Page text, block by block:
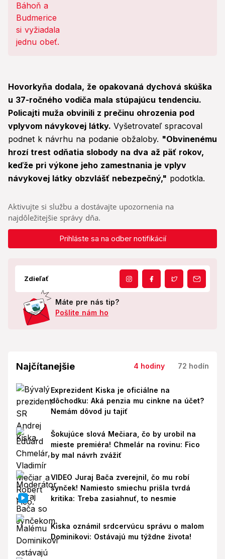
Hovorkyňa dodala, že opakovaná dychová skúška
u 37-ročného vodiča mala stúpajúcu tendenciu.
Policajti muža obvinili z prečinu ohrozenia pod
vplyvom návykovej látky. Vyšetrovateľ spracoval
podnet k návrhu na podanie obžaloby. "Obvinenému
hrozí trest odňatia slobody na dva až päť rokov,
keďže pri výkone jeho zamestnania je vplyv
návykovej látky obzvlášť nebezpečný," podotkla.
Aktivujte si službu a dostávajte upozornenia na
najdôležitejšie správy dňa.
Prihláste sa na odber notifikácií
Zdieľať
Máte pre nás tip?
Pošlite nám ho
Najčítanejšie 4 hodiny 72 hodín
Exprezident Kiska je oficiálne na
dôchodku: Aká penzia mu cinkne na účet?
Nemám dôvod ju tajiť
Šokujúce slová Mečiara, čo by urobil na
mieste premiéra! Chmelár na rovinu: Fico
by mal návrh zvážiť
VIDEO Juraj Bača zverejnil, čo mu robí
synček! Namiesto smiechu prišla tvrdá
kritika: Treba zasiahnuť, to nesmie
Kiska oznámil srdcervúcu správu o malom
Dominikovi: Ostávajú mu týždne života!